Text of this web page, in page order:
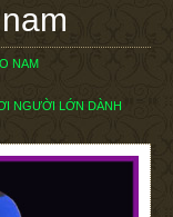
NAM
NGƯỜI LỚN DÀNH